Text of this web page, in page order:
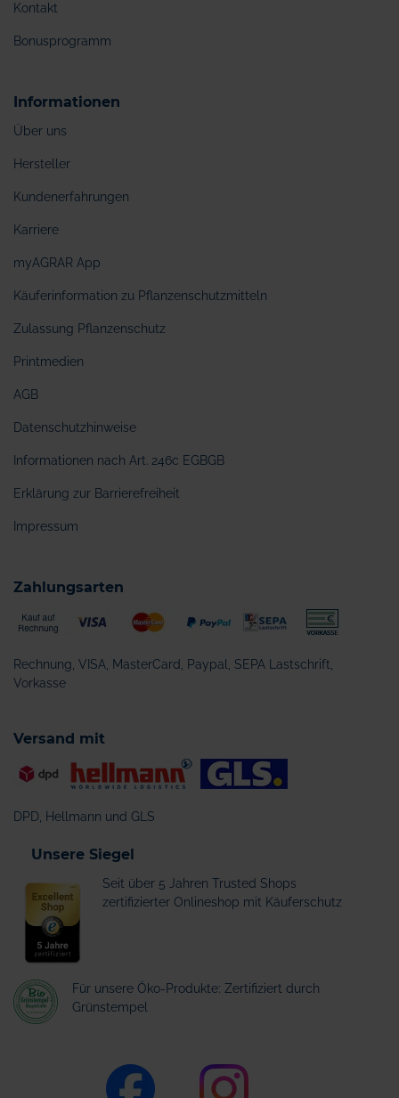
Kontakt
Bonusprogramm
Informationen
Über uns
Hersteller
Kundenerfahrungen
Karriere
myAGRAR App
Käuferinformation zu Pflanzenschutzmitteln
Zulassung Pflanzenschutz
Printmedien
AGB
Datenschutzhinweise
Informationen nach Art. 246c EGBGB
Erklärung zur Barrierefreiheit
Impressum
Zahlungsarten
Rechnung, VISA, MasterCard, Paypal, SEPA Lastschrift,
Vorkasse
Versand mit
DPD, Hellmann und GLS
Unsere Siegel
Seit über 5 Jahren Trusted Shops
zertifizierter Onlineshop mit Käuferschutz
Für unsere Öko-Produkte: Zertifiziert durch
Grünstempel